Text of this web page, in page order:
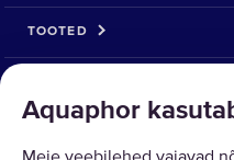
Aquaphor
TOOTED